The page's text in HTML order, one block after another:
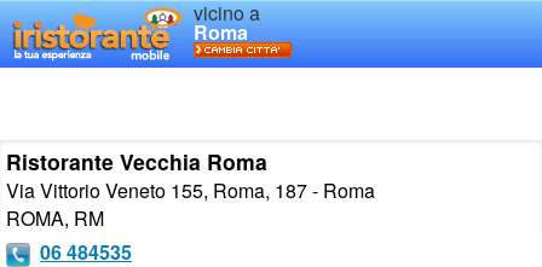
vicino a
Roma
Ristorante Vecchia Roma
Via Vittorio Veneto 155, Roma, 187 - Roma
ROMA, RM
06 484535